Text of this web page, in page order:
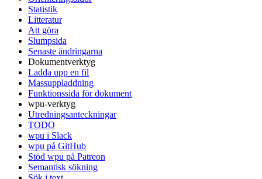
Statistik
Litteratur
Att göra
Slumpsida
Senaste ändringarna
Dokumentverktyg
Ladda upp en fil
Massuppladdning
Funktionssida för dokument
wpu-verktyg
Utredningsanteckningar
TODO
wpu i Slack
wpu på GitHub
Stöd wpu på Patreon
Semantisk sökning